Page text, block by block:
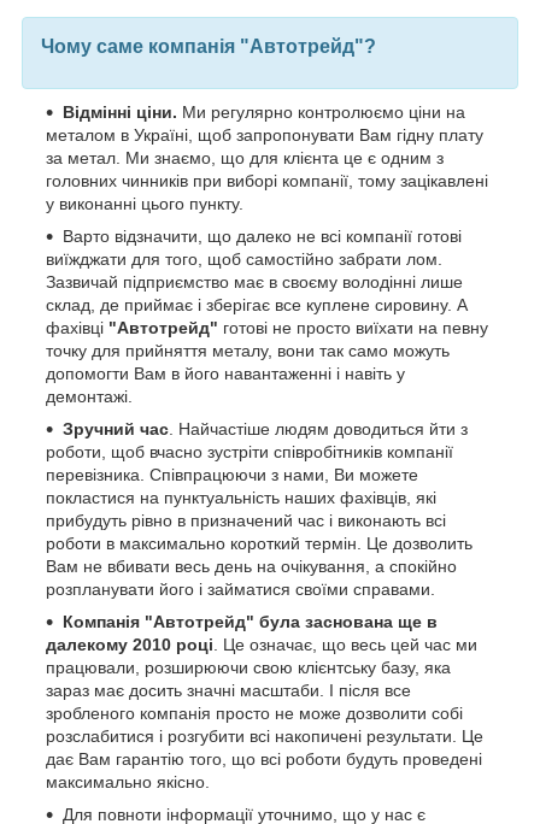
Чому саме компанія "Автотрейд"?
Відмінні ціни. Ми регулярно контролюємо ціни на
металом в Україні, щоб запропонувати Вам гідну плату
за метал. Ми знаємо, що для клієнта це є одним з
головних чинників при виборі компанії, тому зацікавлені
у виконанні цього пункту.
Варто відзначити, що далеко не всі компанії готові
виїжджати для того, щоб самостійно забрати лом.
Зазвичай підприємство має в своєму володінні лише
склад, де приймає і зберігає все куплене сировину. А
фахівці "Автотрейд" готові не просто виїхати на певну
точку для прийняття металу, вони так само можуть
допомогти Вам в його навантаженні і навіть у
демонтажі.
Зручний час . Найчастіше людям доводиться йти з
роботи, щоб вчасно зустріти співробітників компанії
перевізника. Співпрацюючи з нами, Ви можете
покластися на пунктуальність наших фахівців, які
прибудуть рівно в призначений час і виконають всі
роботи в максимально короткий термін. Це дозволить
Вам не вбивати весь день на очікування, а спокійно
розпланувати його і займатися своїми справами.
Компанія "Автотрейд" була заснована ще в
далекому 2010 році . Це означає, що весь цей час ми
працювали, розширюючи свою клієнтську базу, яка
зараз має досить значні масштаби. І після все
зробленого компанія просто не може дозволити собі
розслабитися і розгубити всі накопичені результати. Це
дає Вам гарантію того, що всі роботи будуть проведені
максимально якісно.
Для повноти інформації уточнимо, що у нас є